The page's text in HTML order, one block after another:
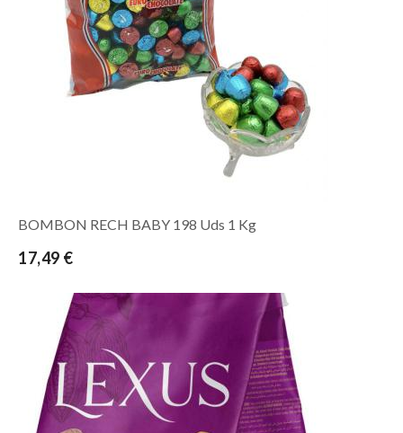
BOMBON RECH BABY 198 Uds 1 Kg
17,49 €